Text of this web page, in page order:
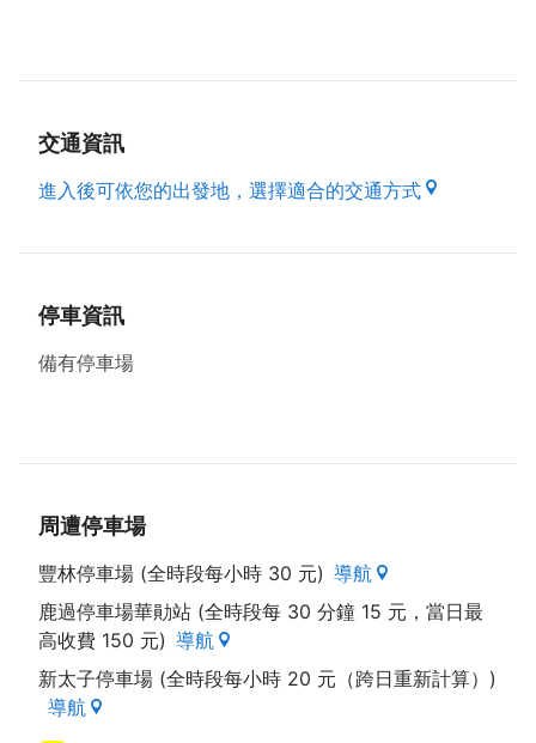
咖啡豆是從哪些國家進口、如何將咖啡充填…等知識，
學場所。想跟熱情的伯朗大叔合影留念嗎?想知道伯朗
交通資訊
進入後可依您的出發地，選擇適合的交通方式
停車資訊
備有停車場
周遭停車場
豐林停車場 (全時段每小時 30 元) 導航
鹿過停車場華勛站 (全時段每 30 分鐘 15 元，當日最
高收費 150 元) 導航
新太子停車場 (全時段每小時 20 元（跨日重新計算）)
導航